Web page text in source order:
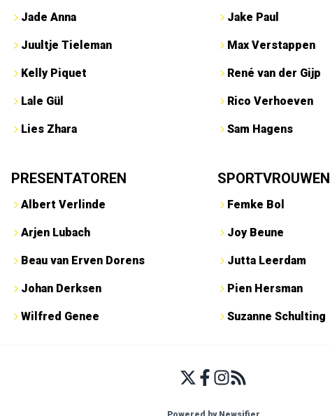
Jade Anna
Juultje Tieleman
Kelly Piquet
Lale Gül
Lies Zhara
Jake Paul
Max Verstappen
René van der Gijp
Rico Verhoeven
Sam Hagens
PRESENTATOREN
Albert Verlinde
Arjen Lubach
Beau van Erven Dorens
Johan Derksen
Wilfred Genee
SPORTVROUWEN
Femke Bol
Joy Beune
Jutta Leerdam
Pien Hersman
Suzanne Schulting